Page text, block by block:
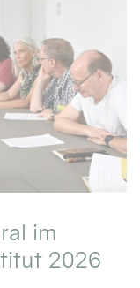
im
2026